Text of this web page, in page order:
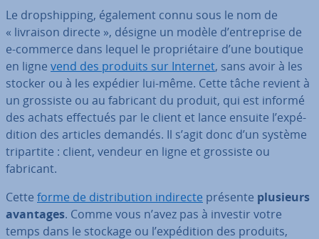
Le drop­ship­ping, également connu sous le nom de
« livraison directe », désigne un modèle d’en­tre­prise de
e-commerce dans lequel le pro­prié­taire d’une boutique
en ligne vend des produits sur Internet, sans avoir à les
stocker ou à les expédier lui-même. Cette tâche revient à
un grossiste ou au fabricant du produit, qui est informé
des achats effectués par le client et lance ensuite l’ex­pé­
di­tion des articles demandés. Il s’agit donc d’un système
tri­par­tite : client, vendeur en ligne et grossiste ou
fabricant.
Cette forme de dis­tri­bu­tion indirecte présente plusieurs
avantages. Comme vous n’avez pas à investir votre
temps dans le stockage ou l’ex­pé­di­tion des produits,